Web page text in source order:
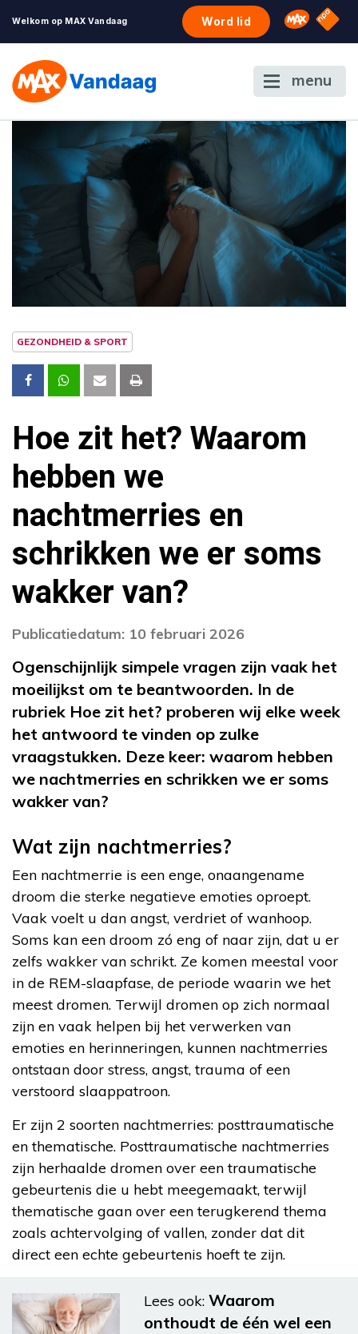
Welkom op MAX Vandaag Word lid Omroep
NPO
menu
GEZONDHEID & SPORT
Hoe zit het? Waarom
hebben we
nachtmerries en
schrikken we er soms
wakker van?
Publicatiedatum: 10 februari 2026
Ogenschijnlijk simpele vragen zijn vaak het
moeilijkst om te beantwoorden. In de
rubriek Hoe zit het? proberen wij elke week
het antwoord te vinden op zulke
vraagstukken. Deze keer: waarom hebben
we nachtmerries en schrikken we er soms
wakker van?
Wat zijn nachtmerries?
Een nachtmerrie is een enge, onaangename
droom die sterke negatieve emoties oproept.
Vaak voelt u dan angst, verdriet of wanhoop.
Soms kan een droom zó eng of naar zijn, dat u er
zelfs wakker van schrikt. Ze komen meestal voor
in de REM-slaapfase, de periode waarin we het
meest dromen. Terwijl dromen op zich normaal
zijn en vaak helpen bij het verwerken van
emoties en herinneringen, kunnen nachtmerries
ontstaan door stress, angst, trauma of een
verstoord slaappatroon.
Er zijn 2 soorten nachtmerries: posttraumatische
en thematische. Posttraumatische nachtmerries
zijn herhaalde dromen over een traumatische
gebeurtenis die u hebt meegemaakt, terwijl
thematische gaan over een terugkerend thema
zoals achtervolging of vallen, zonder dat dit
direct een echte gebeurtenis hoeft te zijn.
Lees ook: Waarom
onthoudt de één wel een